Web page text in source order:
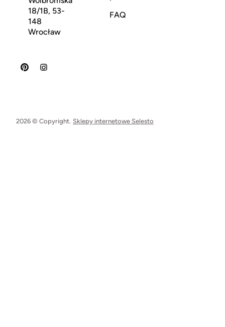
18/1B, 53-
148
Wrocław
FAQ
2026 © Copyright. Sklepy internetowe Selesto